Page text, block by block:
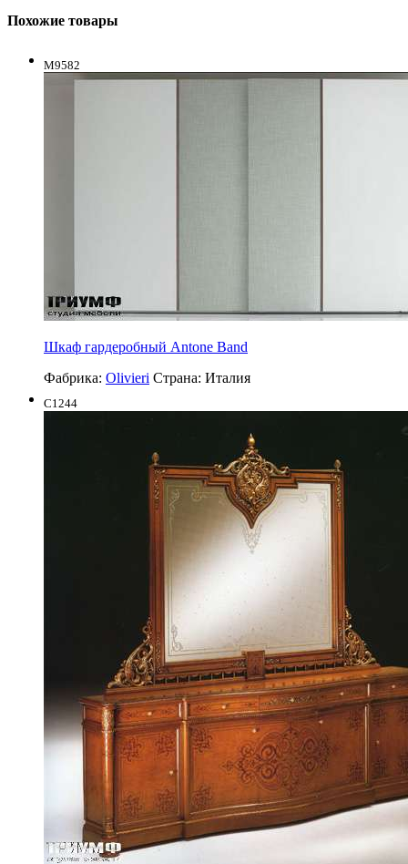
Похожие товары
M9582
Шкаф гардеробный Antone Band
Фабрика: Olivieri Страна: Италия
C1244